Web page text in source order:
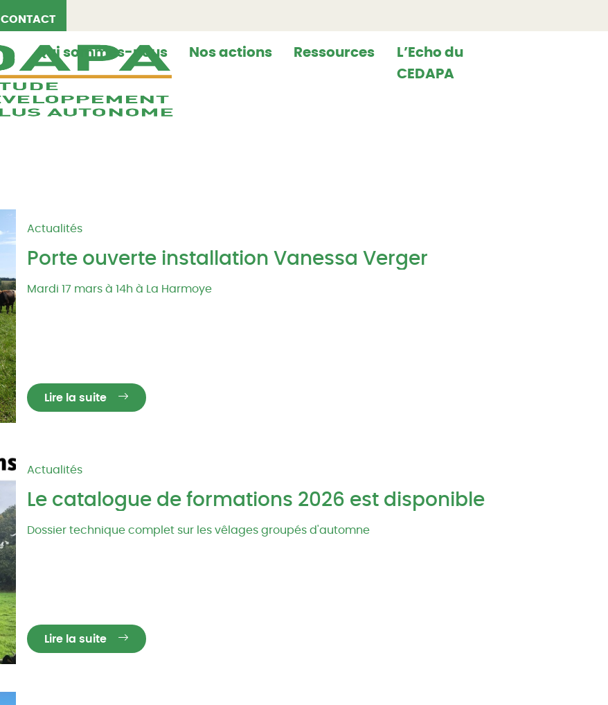
CONTACT
Qui sommes-nous Nos actions Ressources
L’Echo du
CEDAPA
Actualités
Porte ouverte installation Vanessa Verger
Mardi 17 mars à 14h à La Harmoye
Lire la suite
Actualités
Le catalogue de formations 2026 est disponible
Dossier technique complet sur les vêlages groupés d'automne
Lire la suite